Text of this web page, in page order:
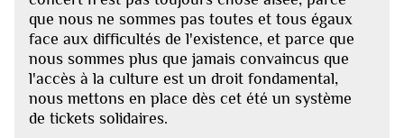
que nous ne sommes pas toutes et tous égaux
face aux difficultés de l'existence, et parce que
nous sommes plus que jamais convaincus que
l'accès à la culture est un droit fondamental,
nous mettons en place dès cet été un système
de tickets solidaires.